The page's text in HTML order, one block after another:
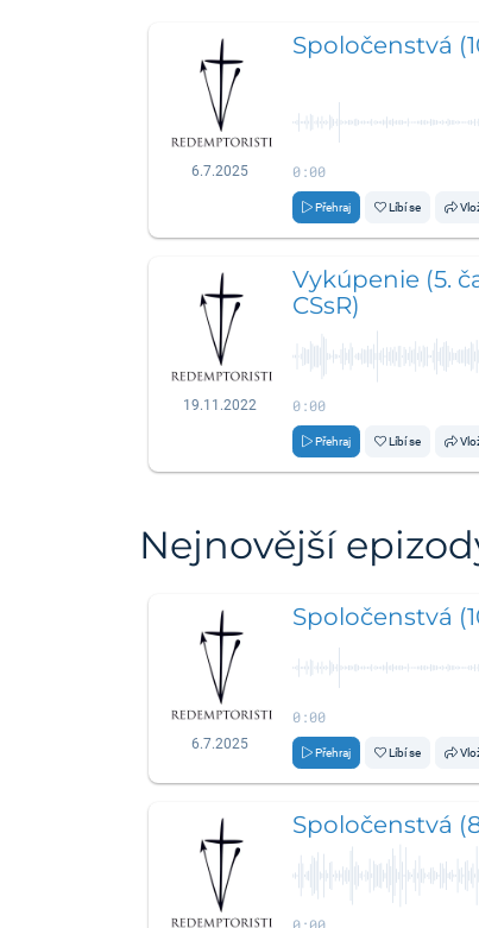
6.7.2025
Spoločenstvá
0:00
Přehraj Líbí se
19.11.2022
Vykúpenie (5.
CSsR)
0:00
Přehraj Líbí se
Nejnovější
6.7.2025
Spoločenstvá
0:00
Přehraj Líbí se
Spoločenstvá